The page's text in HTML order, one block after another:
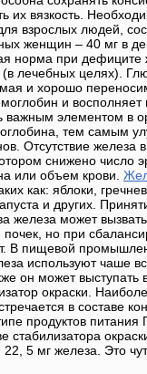
их вязкость.
взрослых людей,
женщин – 40 мг в
норма при дефиците
лечебных целях).
и хорошо
и восполняет
важным элементом в
тем самым
Отсутствие железа
снижено число
или объем крови.
как: яблоки,
и других.
железа может
но при
В пищевой
используют чаше
он может выступать
окраски.
в составе
продуктов питания
стабилизатора
5 мг железа. Это